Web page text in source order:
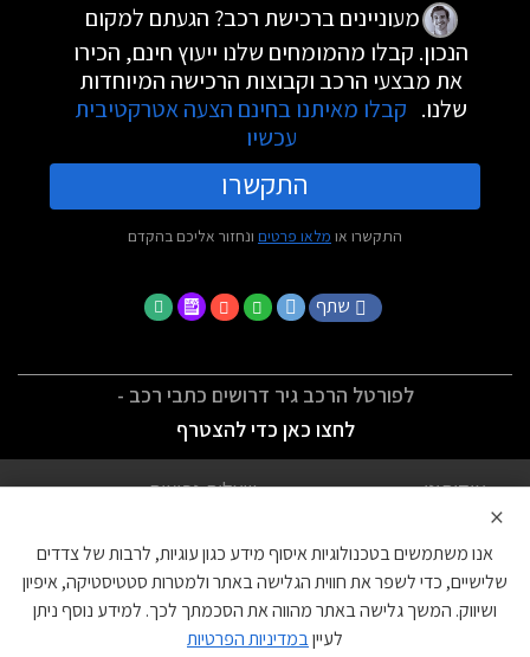
מעוניינים ברכישת רכב? הגעתם למקום
הנכון. קבלו מהמומחים שלנו ייעוץ חינם, הכירו
את מבצעי הרכב וקבוצות הרכישה המיוחדות
שלנו. קבלו מאיתנו בחינם הצעה אטרקטיבית
עכשיו
התקשרו
התקשרו או מלאו פרטים ונחזור אליכם בהקדם
שתף
לפורטל הרכב גיר דרושים כתבי רכב -
לחצו כאן כדי להצטרף
אודותינו
שאלות נפוצות
הצהרת נגישות
צור קשר
עוגיות
×
אנו משתמשים בטכנולוגיות איסוף מידע כגון עוגיות, לרבות של צדדים
שלישיים, כדי לשפר את חווית הגלישה באתר ולמטרות סטטיסטיקה, איפיון
ושיווק. המשך גלישה באתר מהווה את הסכמתך לכך. למידע נוסף ניתן
לעייןבמדיניות הפרטיות